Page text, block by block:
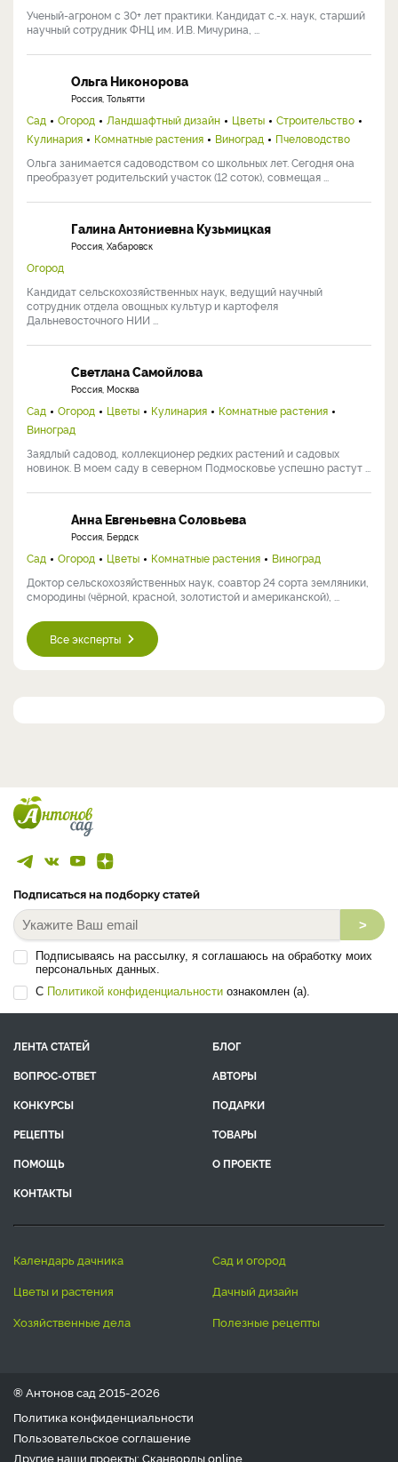
Ученый-агроном с 30+ лет практики. Кандидат с.-х. наук, старший
научный сотрудник ФНЦ им. И.В. Мичурина, ...
Ольга Никонорова
Россия, Тольятти
Сад Огород Ландшафтный дизайн Цветы
Строительство
Кулинария
Комнатные растения Виноград
Пчеловодство
Ольга занимается садоводством со школьных лет. Сегодня она
преобразует родительский участок (12 соток), совмещая ...
Галина Антониевна Кузьмицкая
Россия, Хабаровск
Огород
Кандидат сельскохозяйственных наук, ведущий научный
сотрудник отдела овощных культур и картофеля
Дальневосточного НИИ ...
Светлана Самойлова
Россия, Москва
Сад Огород Цветы Кулинария
Комнатные растения
Виноград
Заядлый садовод, коллекционер редких растений и садовых
новинок. В моем саду в северном Подмосковье успешно растут ...
Анна Евгеньевна Соловьева
Россия, Бердск
Сад Огород Цветы Комнатные растения
Виноград
Доктор сельскохозяйственных наук, соавтор 24 сорта земляники,
смородины (чёрной, красной, золотистой и американской), ...
Все эксперты
Подписаться на подборку статей
>
Подписываясь на рассылку, я соглашаюсь на обработку моих
персональных данных.
С Политикой конфиденциальности ознакомлен (а).
ЛЕНТА СТАТЕЙ
БЛОГ
ВОПРОС-ОТВЕТ
АВТОРЫ
КОНКУРСЫ
ПОДАРКИ
РЕЦЕПТЫ
ТОВАРЫ
ПОМОЩЬ
О ПРОЕКТЕ
КОНТАКТЫ
календарь дачника
сад и огород
цветы и растения
дачный дизайн
хозяйственные дела
полезные рецепты
® Антонов сад 2015-2026
Политика конфиденциальности
Пользовательское соглашение
Другие наши проекты: Сканвордыonline